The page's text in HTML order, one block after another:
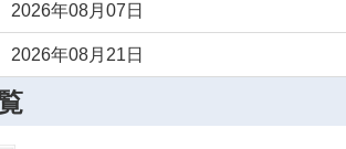
2026年08月07日
2026年08月21日